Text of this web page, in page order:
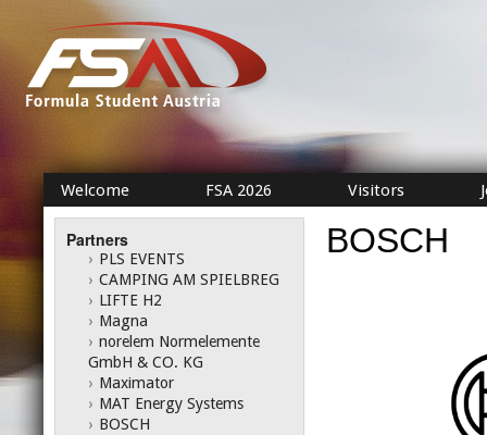
Welcome FSA 2026 Visitors
BOSCH
Partners
› PLS EVENTS
› CAMPING AM SPIELBREG
› LIFTE H2
› Magna
› norelem Normelemente
GmbH & CO. KG
› Maximator
› MAT Energy Systems
› BOSCH